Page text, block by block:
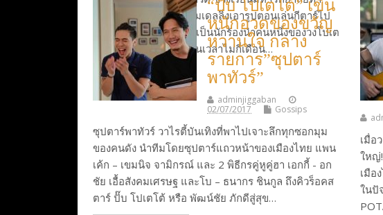
กิจกรรม เล่นกีตาร์ ก็มีโมเดลลิ่งเอารูปตอนเล่นกีตาร์ไป
เสนอที่แกรมมี่ จนได้มาเป็นนักร้องนำคนหนึ่งของวงโปเต
โต้ และออกอัลบั้มภายในเวลาไม่กี่เดือน…
Continue Reading
“ปั๊บ โปเตโต้” เขิน
หนักอวดของขวัญ
หวานใจ กลาง
รายการ”ซุปตาร์
พาทัวร์”
adminjiggaban
02/07/2017
Gossips
ซุปตาร์พาทัวร์ วาไรตี้บันเทิงที่พาไปเจาะลึกทุกซอกมุม
ของคนดัง นำทีมโดยซุปตาร์แถวหน้าของเมืองไทย แพน
เค้ก – เขมนิจ จามิกรณ์ และ 2 พิธีกรคู่หูคู่ฮา เอกกี้ - อก
ชัย เอื้อสังคมเศรษฐ และโบ – ธนากร ชินกูล ถึงคิวร็อคส
ตาร์ ปั๊บ โปเตโต้ หรือ พัฒน์ชัย ภักดีสู่สุข…
เมื่อ
ใหญ่
เมือ
ในปั